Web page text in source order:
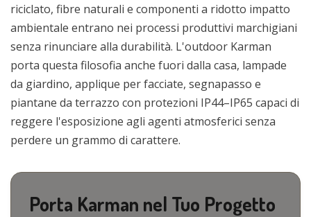
riciclato, fibre naturali e componenti a ridotto impatto
ambientale entrano nei processi produttivi marchigiani
senza rinunciare alla durabilità. L'outdoor Karman
porta questa filosofia anche fuori dalla casa, lampade
da giardino, applique per facciate, segnapasso e
piantane da terrazzo con protezioni IP44–IP65 capaci di
reggere l'esposizione agli agenti atmosferici senza
perdere un grammo di carattere.
Porta Karman nel Tuo Progetto